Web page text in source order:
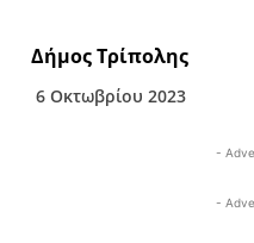
Δήμος Τρίπολης
6 Οκτωβρίου 2023
-
-